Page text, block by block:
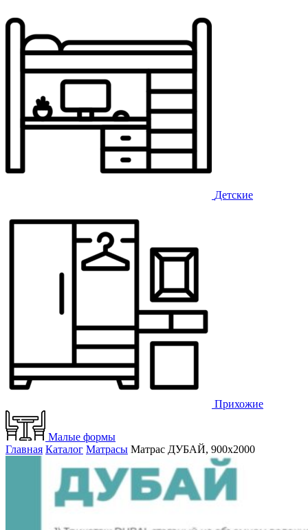
Детские
Прихожие
Малые формы
Главная Каталог Матрасы Матрас ДУБАЙ, 900х2000